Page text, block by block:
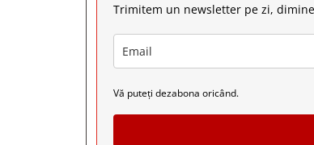
Trimitem un newsletter pe zi,
Vă puteți dezabona oricând.